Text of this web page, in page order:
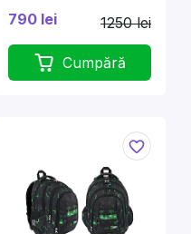
790 lei 1250 lei
Cumpără